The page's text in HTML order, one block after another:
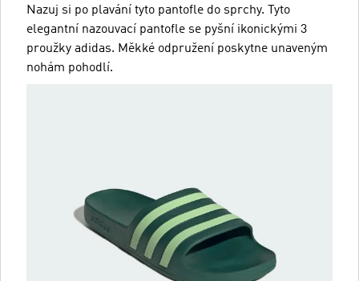
Nazuj si po plavání tyto pantofle do sprchy. Tyto
elegantní nazouvací pantofle se pyšní ikonickými 3
proužky adidas. Měkké odpružení poskytne unaveným
nohám pohodlí.